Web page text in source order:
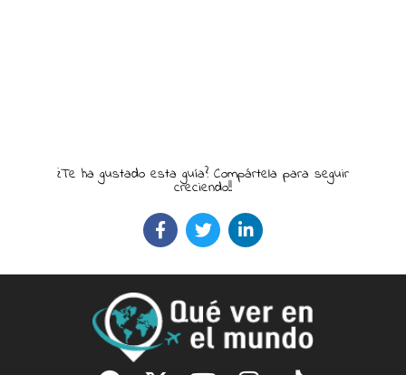
¿Te ha gustado esta guía? Compártela para seguir
creciendo!!